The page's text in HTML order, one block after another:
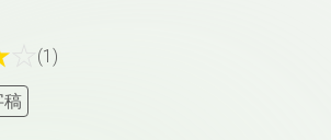
(1)
稿